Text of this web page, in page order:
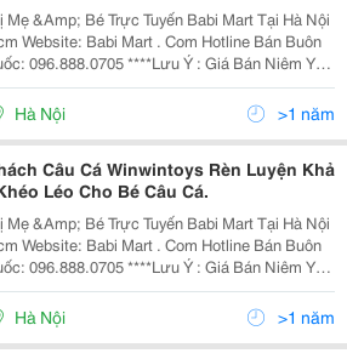
&Amp; Bé Trực Tuyến Babi Mart Tại Hà Nội
Bán Buôn
****Lưu Ý : Giá Bán Niêm Yết
Tại Hà Nội, Giá Tại Hồ Chí Minh Có Thể Cao
Hơn Giá Bán Tại
Hà Nội >1 năm
Câu Cá Winwintoys Rèn Luyện Khả
Léo Cho Bé Câu Cá.
&Amp; Bé Trực Tuyến Babi Mart Tại Hà Nội
Bán Buôn
****Lưu Ý : Giá Bán Niêm Yết
Tại Hà Nội, Giá Tại Hồ Chí Minh Có Thể Cao
Hơn Giá Bán Tại
Hà Nội >1 năm